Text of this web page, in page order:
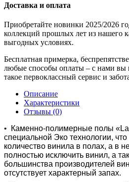
Доставка и оплата
Приобретайте новинки 2025/2026
коллекций прошлых лет из нашего
выгодных условиях.
Бесплатная примерка,
любые способы оплаты – с нами вы
такое первоклассный сервис и
Описание
Характеристики
Отзывы (0)
•
Каменно-полимерные полы
специальной Эко технологии,
количество винила в полах, а в
полностью исключить винил, а
большинства производителей
отсутствует характерный запах.